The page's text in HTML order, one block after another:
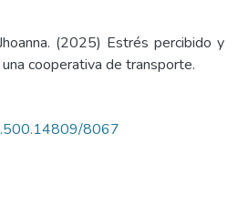
(2025) Estrés percibido y
cooperativa de transporte.
8067